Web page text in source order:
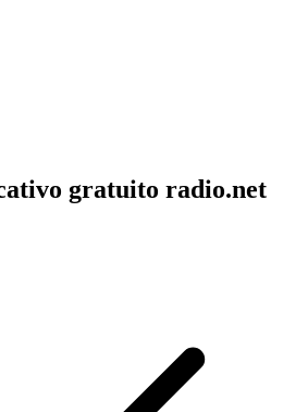
gratuito radio.net